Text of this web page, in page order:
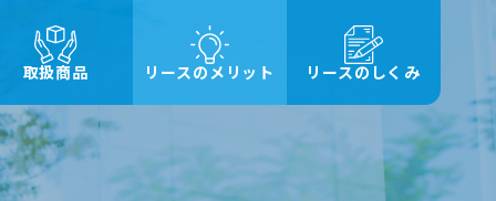
取扱商品 リースのメリット リースのしくみ